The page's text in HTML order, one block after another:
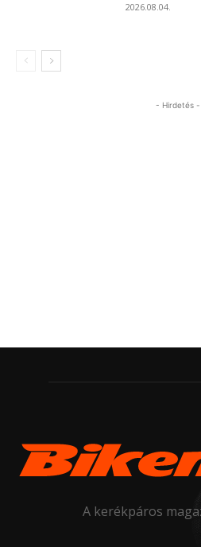
2026.08.04.
- Hirdetés -
A kerékpáros